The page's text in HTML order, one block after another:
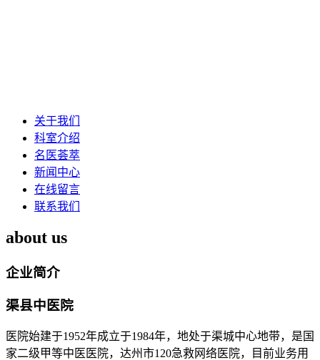
关于我们
科室介绍
名医荟萃
新闻中心
在线留言
联系我们
about us
企业简介
渠县中医院
医院始建于1952年成立于1984年，地处于渠城中心地带，是国
家二级甲等中医医院，达州市120急救网络医院，目前业务用